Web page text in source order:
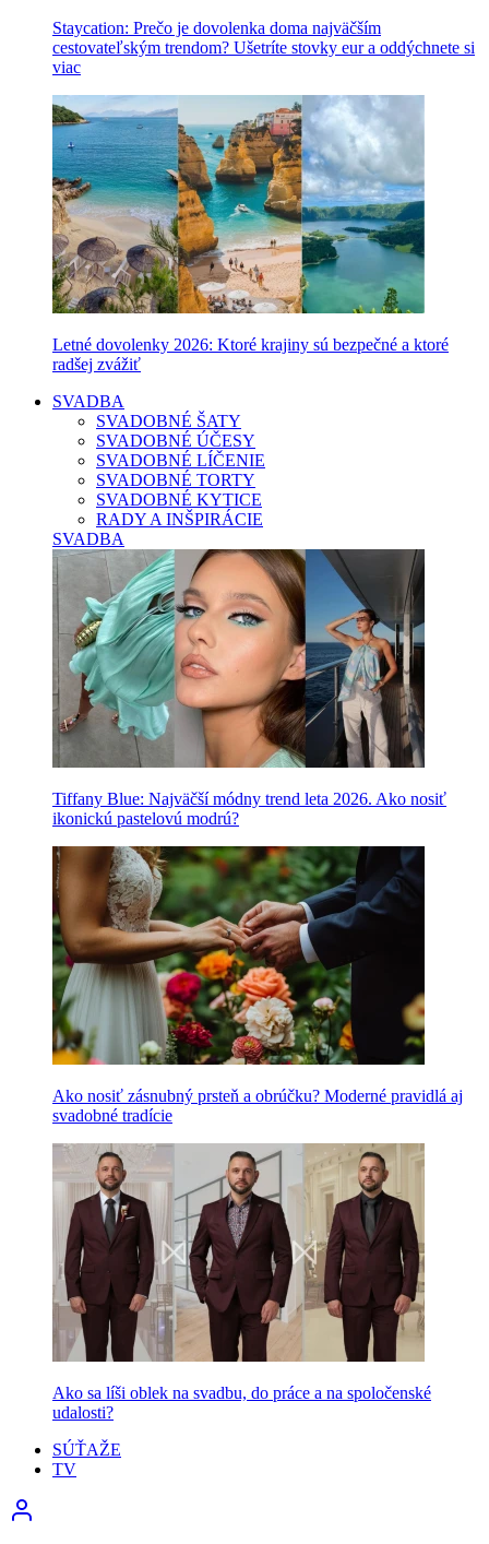
Staycation: Prečo je dovolenka doma najväčším
cestovateľským trendom? Ušetríte stovky eur a oddýchnete si
viac
Letné dovolenky 2026: Ktoré krajiny sú bezpečné a ktoré
radšej zvážiť
SVADBA
SVADOBNÉ ŠATY
SVADOBNÉ ÚČESY
SVADOBNÉ LÍČENIE
SVADOBNÉ TORTY
SVADOBNÉ KYTICE
RADY A INŠPIRÁCIE
SVADBA
Tiffany Blue: Najväčší módny trend leta 2026. Ako nosiť
ikonickú pastelovú modrú?
Ako nosiť zásnubný prsteň a obrúčku? Moderné pravidlá aj
svadobné tradície
Ako sa líši oblek na svadbu, do práce a na spoločenské
udalosti?
SÚŤAŽE
TV